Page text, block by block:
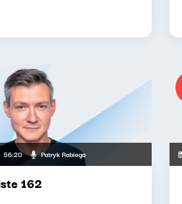
56:20 Patryk Rabiega
162